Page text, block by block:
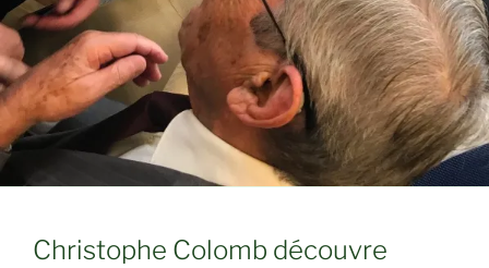
Christophe Colomb découvre